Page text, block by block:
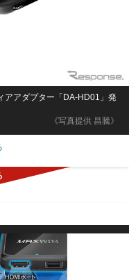
《写真提供 昌騰》
アアダプター「DA-HD01」発